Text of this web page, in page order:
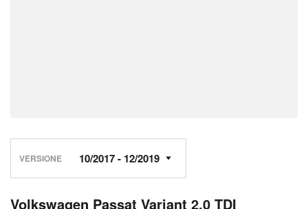
VERSIONE
Volkswagen Passat Variant 2.0 TDI